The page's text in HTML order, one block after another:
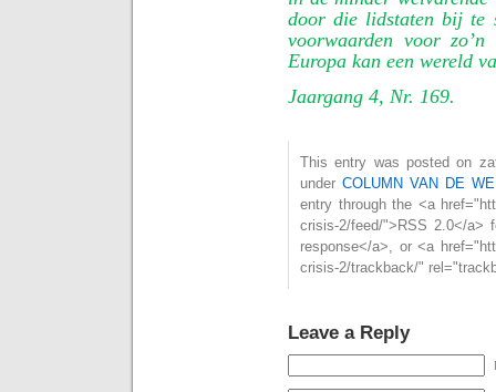
door die lidstaten bij te
voorwaarden voor
Europa kan een wereld
Jaargang 4, Nr. 169.
This entry was posted on
under COLUMN VAN DE
entry through the <a
crisis-2/feed/">RSS 2.0</a>
response</a>, or <a
crisis-2/trackback/"
Leave a Reply